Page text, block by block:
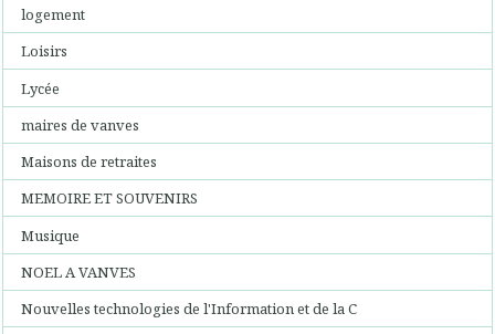
logement
Loisirs
Lycée
maires de vanves
Maisons de retraites
MEMOIRE ET SOUVENIRS
Musique
NOEL A VANVES
Nouvelles technologies de l'Information et de la C